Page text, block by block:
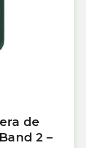
de
2 –